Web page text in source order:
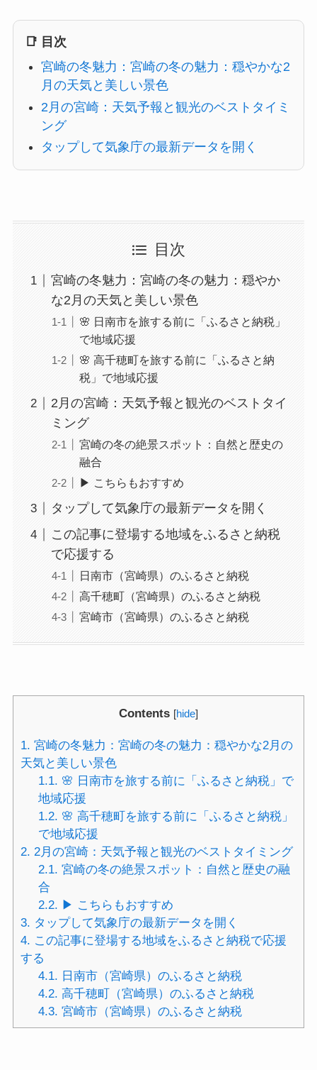
📑 目次
宮崎の冬魅力：宮崎の冬の魅力：穏やかな2
月の天気と美しい景色
2月の宮崎：天気予報と観光のベストタイミ
ング
タップして気象庁の最新データを開く
目次
宮崎の冬魅力：宮崎の冬の魅力：穏やか
な2月の天気と美しい景色
🌸 日南市を旅する前に「ふるさと納税」
で地域応援
🌸 高千穂町を旅する前に「ふるさと納
税」で地域応援
2月の宮崎：天気予報と観光のベストタイ
ミング
宮崎の冬の絶景スポット：自然と歴史の
融合
▶ こちらもおすすめ
タップして気象庁の最新データを開く
この記事に登場する地域をふるさと納税
で応援する
日南市（宮崎県）のふるさと納税
高千穂町（宮崎県）のふるさと納税
宮崎市（宮崎県）のふるさと納税
Contents [hide]
1. 宮崎の冬魅力：宮崎の冬の魅力：穏やかな2月の
天気と美しい景色
1.1. 🌸 日南市を旅する前に「ふるさと納税」で
地域応援
1.2. 🌸 高千穂町を旅する前に「ふるさと納税」
で地域応援
2. 2月の宮崎：天気予報と観光のベストタイミング
2.1. 宮崎の冬の絶景スポット：自然と歴史の融
合
2.2. ▶ こちらもおすすめ
3. タップして気象庁の最新データを開く
4. この記事に登場する地域をふるさと納税で応援
する
4.1. 日南市（宮崎県）のふるさと納税
4.2. 高千穂町（宮崎県）のふるさと納税
4.3. 宮崎市（宮崎県）のふるさと納税